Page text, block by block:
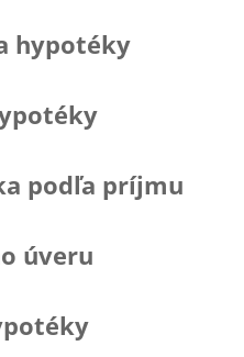
hypotéky
podľa príjmu
úveru